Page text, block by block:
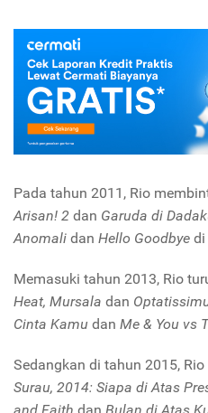
Pada tahun 2011, Rio
Arisan! 2 dan Garuda di
Anomali dan Hello Goodbye di
Memasuki tahun 2013, Rio
Heat, Mursala dan
Cinta Kamu dan Me & You vs
Sedangkan di tahun 2015,
Surau, 2014: Siapa di Atas